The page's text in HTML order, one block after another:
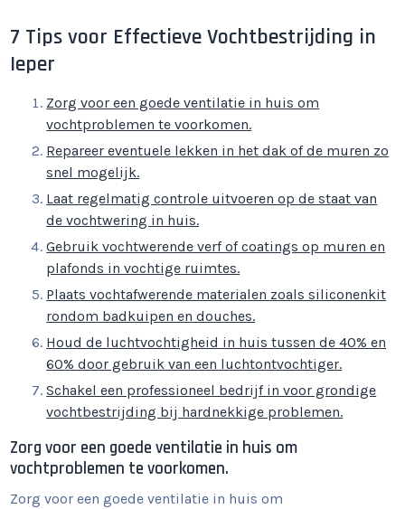
7 Tips voor Effectieve Vochtbestrijding in
Ieper
Zorg voor een goede ventilatie in huis om
vochtproblemen te voorkomen.
Repareer eventuele lekken in het dak of de muren zo
snel mogelijk.
Laat regelmatig controle uitvoeren op de staat van
de vochtwering in huis.
Gebruik vochtwerende verf of coatings op muren en
plafonds in vochtige ruimtes.
Plaats vochtafwerende materialen zoals siliconenkit
rondom badkuipen en douches.
Houd de luchtvochtigheid in huis tussen de 40% en
60% door gebruik van een luchtontvochtiger.
Schakel een professioneel bedrijf in voor grondige
vochtbestrijding bij hardnekkige problemen.
Zorg voor een goede ventilatie in huis om
vochtproblemen te voorkomen.
Zorg voor een goede ventilatie in huis om